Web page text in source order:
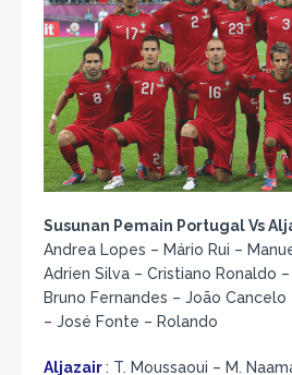
Susunan Pemain Portugal Vs
Andrea Lopes – Mário Rui –
Adrien Silva – Cristiano Ronaldo
Bruno Fernandes – João
– José Fonte – Rolando
Aljazair: T. Moussaoui – M.